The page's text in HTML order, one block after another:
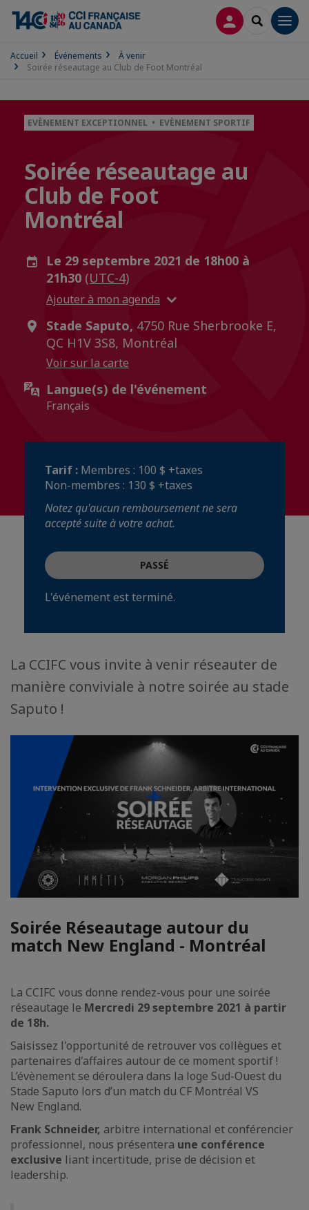
CONNEXION
Accueil Événements
À venir
Soirée réseautage au Club de Foot Montréal
EVÈNEMENT EXCEPTIONNEL • EVÈNEMENT SPORTIF
Soirée réseautage au
Club de Foot
Montréal
Le 29 septembre 2021 de 18h00 à
21h30 (UTC-4)
Ajouter à mon agenda
Stade Saputo, 4750 Rue Sherbrooke E,
QC H1V 3S8, Montréal
Voir sur la carte
Langue(s) de l'événement
Français
Tarif : Membres : 100 $ +taxes
Non-membres : 130 $ +taxes
Notez qu'aucun remboursement ne sera
accepté suite à votre achat.
PASSÉ
L'événement est terminé.
La CCIFC vous invite à venir réseauter de
manière conviviale à notre soirée au stade
Saputo !
Soirée Réseautage autour du
match New England - Montréal
La CCIFC vous donne rendez-vous pour une soirée
réseautage le Mercredi 29 septembre 2021 à partir
de 18h.
Saisissez l'opportunité de retrouver vos collègues et
partenaires d'affaires autour de ce moment sportif !
L’évènement se déroulera dans la loge Sud-Ouest du
Stade Saputo lors d’un match du CF Montréal VS
New England.
Frank Schneider, arbitre international et conférencier
professionnel, nous présentera une conférence
exclusive liant incertitude, prise de décision et
leadership.